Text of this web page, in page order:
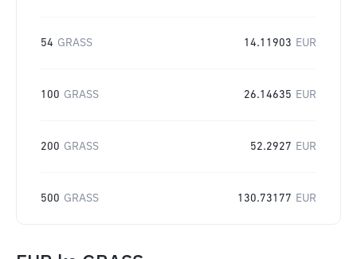
54 GRASS 14.11903 EUR
100 GRASS 26.14635 EUR
200 GRASS 52.2927 EUR
500 GRASS 130.73177 EUR